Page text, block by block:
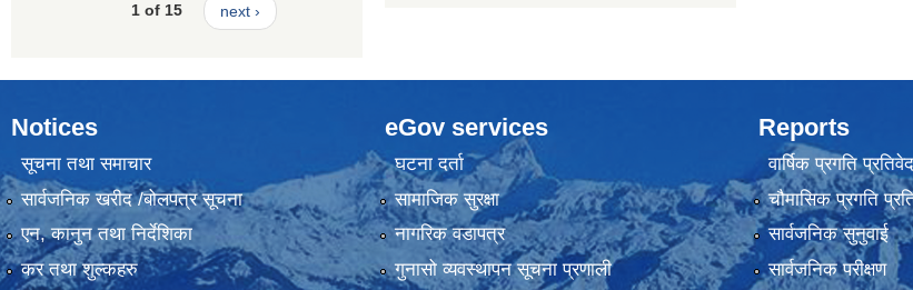
1 of 15 next ›
Notices
सूचना तथा समाचार
सार्वजनिक खरीद /बोलपत्र सूचना
एन, कानुन तथा निर्देशिका
कर तथा शुल्कहरु
eGov services
घटना दर्ता
सामाजिक सुरक्षा
नागरिक वडापत्र
गुनासो व्यवस्थापन सूचना प्रणाली
Reports
वार्षिक प्रगति
चौमासिक प्रगति
सार्वजनिक सुनुवाई
सार्वजनिक परीक्षण